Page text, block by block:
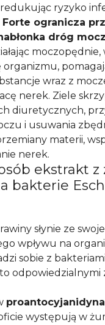
ryzyko
Forte ogranicza
dróg
moczopędnie,
organizmu,
wraz z
nerek. Ziele
diuretycznych,
i usuwania
materii,
nerek.
ekstrakt z
bakterie
słynie ze
wpływu na
sobie z bakteriami
odpowiedzialnymi
występują w